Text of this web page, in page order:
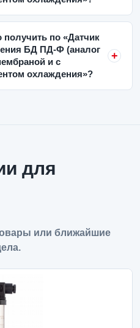
по «Датчик
БД ПД-Ф (аналог
и с
охлаждения»?
для
или ближайшие